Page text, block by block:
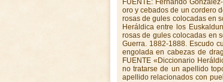
FUENTE: Fernando
oro y cebados de un cordero
rosas de gules colocadas en
Heráldica entre los
rosas de gules colocadas en
Guerra. 1882-1888. Escudo
engolada en cabezas de
FUENTE «Diccionario
no tratarse de un apellido
apellido relacionados con